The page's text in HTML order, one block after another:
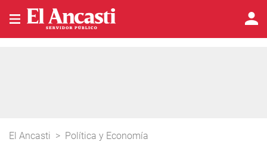
El Ancasti > Política y Economía